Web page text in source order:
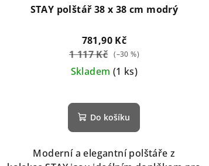
STAY polštář 38 x 38 cm modrý
781,90 Kč
1 117 Kč (–30 %)
Skladem (1 ks)
Do košíku
Moderní a elegantní polštáře z